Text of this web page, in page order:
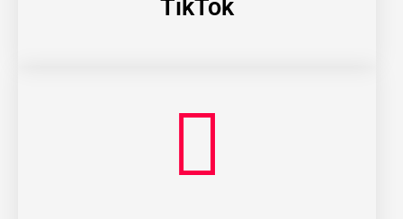
TikTok